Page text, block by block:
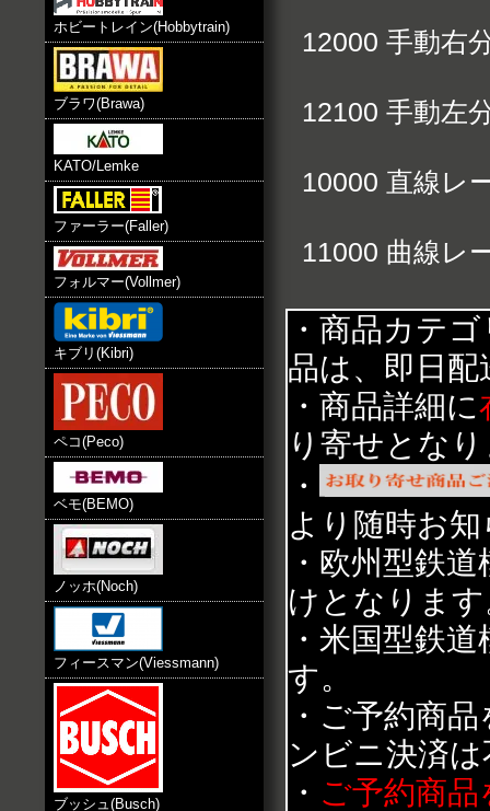
ホビートレイン(Hobbytrain)
ブラワ(Brawa)
KATO/Lemke
ファーラー(Faller)
フォルマー(Vollmer)
キブリ(Kibri)
ペコ(Peco)
ベモ(BEMO)
ノッホ(Noch)
フィースマン(Viessmann)
ブッシュ(Busch)
12000 手動右
12100 手動左
10000 直線レ
11000 曲線レ
・商品カテ
品は、即日
・商品詳細に
り寄せとな
・
より随時お
・欧州型鉄
けとなりま
・米国型鉄
す。
・ご予約商
ンビニ決済
・ ご予約商